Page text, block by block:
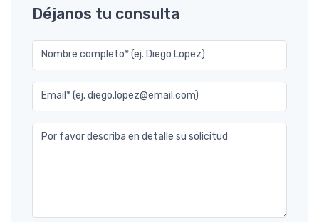
Déjanos tu consulta
Nombre completo* (ej. Diego Lopez)
Email* (ej. diego.lopez@email.com)
Por favor describa en detalle su solicitud